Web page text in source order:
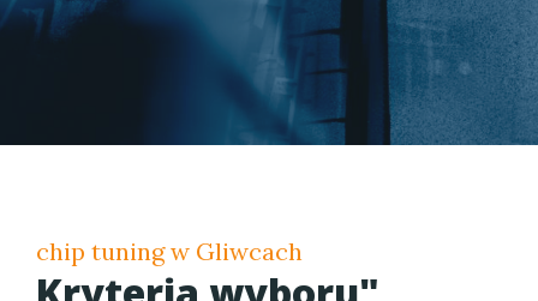
chip tuning w Gliwcach